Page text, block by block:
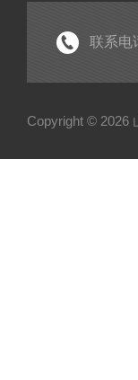
联系电
Copyright © 2026